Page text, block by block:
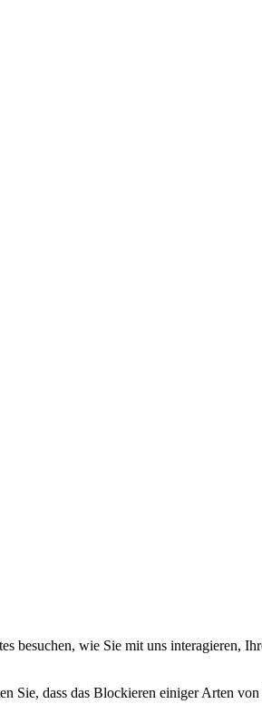
besuchen, wie Sie mit uns interagieren,
Sie, dass das Blockieren einiger Arten